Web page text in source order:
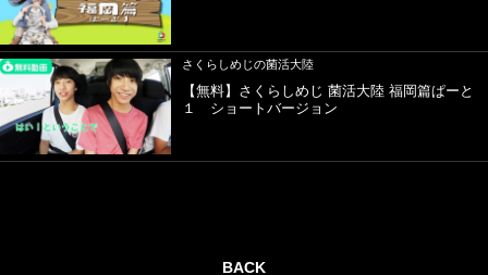
さくらしめじの菌活大陸
【無料】さくらしめじ 菌活大陸 福岡篇ぱーと
１ ショートバージョン
BACK